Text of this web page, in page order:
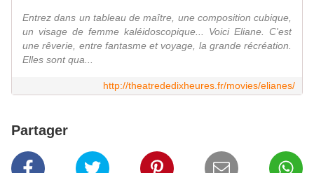
Entrez dans un tableau de maître, une composition cubique,
un visage de femme kaléidoscopique... Voici Eliane. C'est
une rêverie, entre fantasme et voyage, la grande récréation.
Elles sont qua...
http://theatrededixheures.fr/movies/elianes/
Partager